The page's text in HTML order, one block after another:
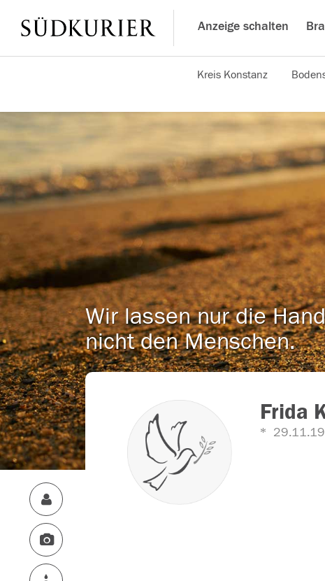
Anzeige schalten
Kreis Konstanz
Wir lassen nur die
nicht den Menschen.
Frida